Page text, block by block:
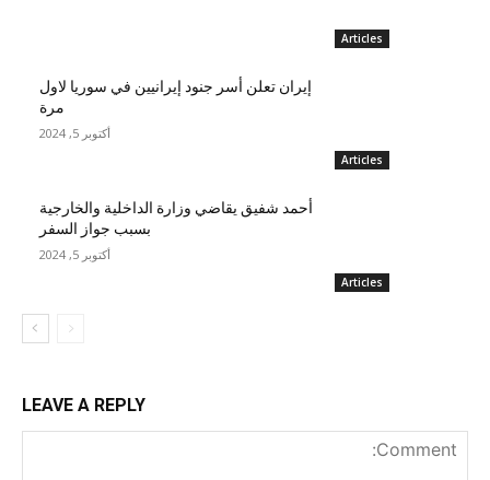
Articles
Articles
إيران تعلن أسر جنود إيرانيين في سوريا لاول
مرة
أكتوبر 5, 2024
Articles
أحمد شفيق يقاضي وزارة الداخلية والخارجية
بسبب جواز السفر
أكتوبر 5, 2024
LEAVE A REPLY